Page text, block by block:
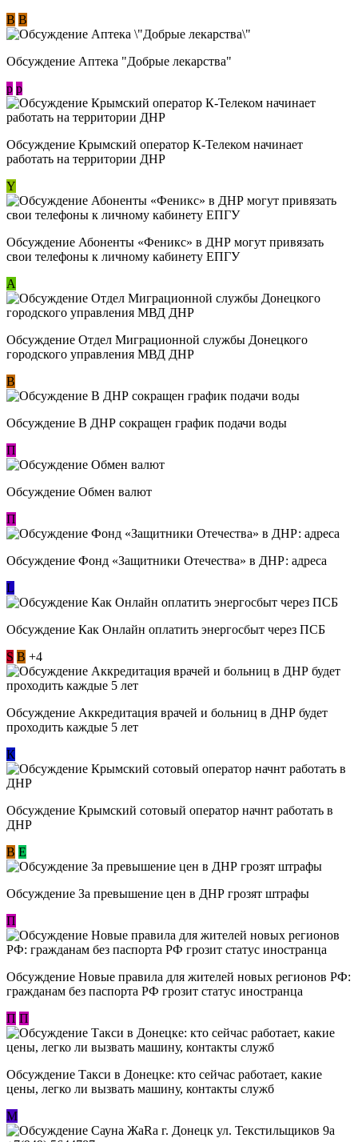
В В
Обсуждение Аптека "Добрые лекарства"
p p
Обсуждение Крымский оператор К-Телеком начинает
работать на территории ДНР
Y
Обсуждение ​Абоненты «Феникс» в ДНР могут привязать
свои телефоны к личному кабинету ЕПГУ
А
Обсуждение Отдел Миграционной службы Донецкого
городского управления МВД ДНР
В
Обсуждение В ДНР сокращен график подачи воды
П
Обсуждение Обмен валют
П
Обсуждение Фонд «Защитники Отечества» в ДНР: адреса
L
Обсуждение ​Как Онлайн оплатить энергосбыт через ПСБ
S В +4
Обсуждение Аккредитация врачей и больниц в ДНР будет
проходить каждые 5 лет
К
Обсуждение Крымский сотовый оператор начнт работать в
ДНР
В E
Обсуждение За превышение цен в ДНР грозят штрафы
П
Обсуждение Новые правила для жителей новых регионов РФ:
гражданам без паспорта РФ грозит статус иностранца
П П
Обсуждение ​Такси в Донецке: кто сейчас работает, какие
цены, легко ли вызвать машину, контакты служб
М